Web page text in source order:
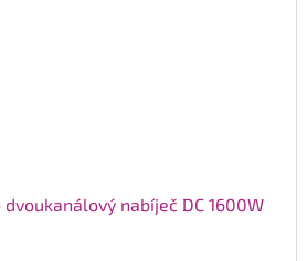
dvoukanálový nabíječ DC 1600W